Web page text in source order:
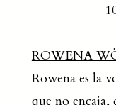
ROWENA
Rowena es la
que no encaja,